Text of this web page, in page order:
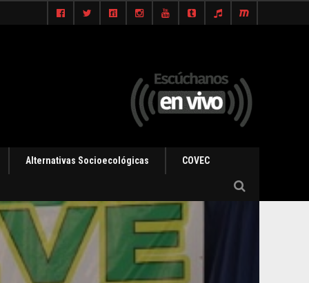
Alternativas Socioecológicas COVEC